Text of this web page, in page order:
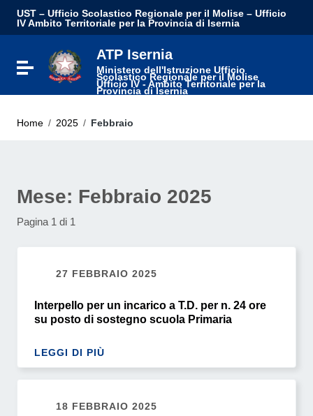
UST – Ufficio Scolastico Regionale per il Molise – Ufficio
IV Ambito Territoriale per la Provincia di Isernia
Attiva / disattiva la navigazione
ATP Isernia
Ministero dell'Istruzione Ufficio
Scolastico Regionale per il Molise
Ufficio IV - Ambito Territoriale per la
Provincia di Isernia
Home / 2025 / Febbraio
Mese: Febbraio 2025
Pagina 1 di 1
27 FEBBRAIO 2025
Interpello per un incarico a T.D. per n. 24 ore
su posto di sostegno scuola Primaria
LEGGI DI PIÙ
18 FEBBRAIO 2025